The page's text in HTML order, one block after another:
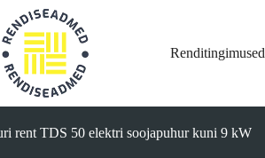
Renditingimused
rent TDS 50 elektri soojapuhur kuni 9 kW